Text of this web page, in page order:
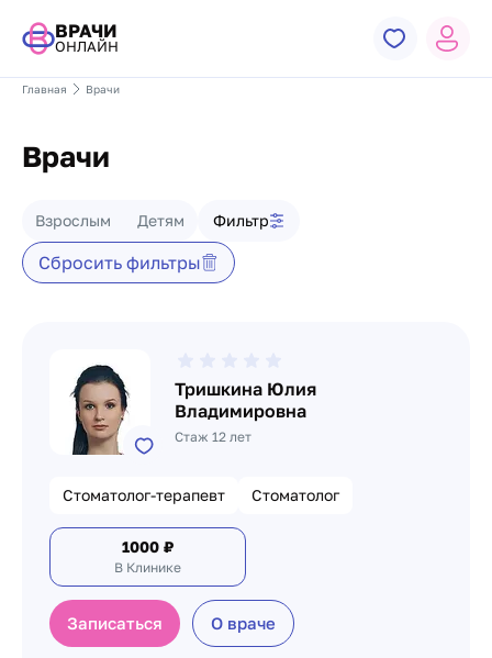
ВРАЧИ
ОНЛАЙН
Главная Врачи
Врачи
Фильтр врачей
Взрослым Детям Фильтр
Сбросить фильтры
Тришкина Юлия
Владимировна
Стаж 12 лет
Стоматолог-терапевт Стоматолог
1000 ₽
В Клинике
Записаться О враче